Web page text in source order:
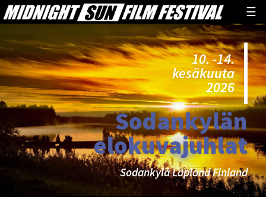
☰
10. -14.
kesäkuuta
2026
Sodankylän
elokuvajuhlat
Sodankylä Lapland Finland